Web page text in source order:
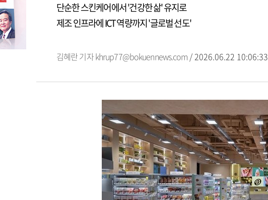
단순한 스킨케어에서 '건강한 삶' 유지로
제조 인프라에 ICT 역량까지 '글로벌 선도'
김혜란 기자khrup77@bokuennews.com / 2026.06.22 10:06:33